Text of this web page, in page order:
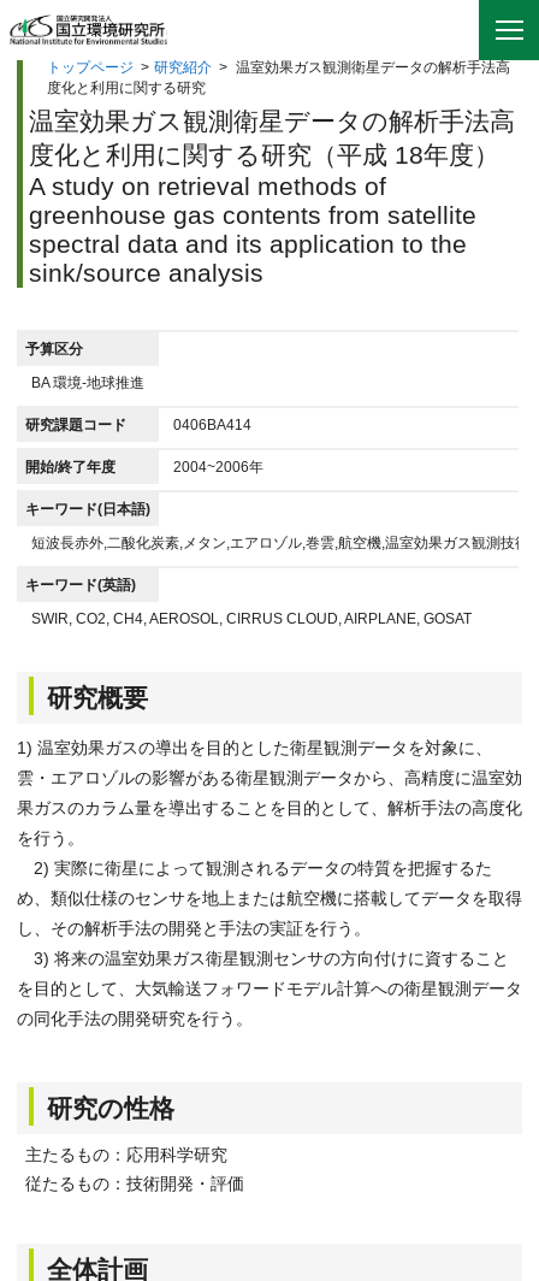
トップページ > 研究紹介 > 温室効果ガス観測衛星データの解析手法高
度化と利用に関する研究
温室効果ガス観測衛星データの解析手法高
度化と利用に関する研究（平成 18年度）
A study on retrieval methods of
greenhouse gas contents from satellite
spectral data and its application to the
sink/source analysis
予算区分
BA 環境-地球推進
研究課題コード 0406BA414
開始/終了年度 2004~2006年
キーワード(日本語)
短波長赤外,二酸化炭素,メタン,エアロゾル,巻雲,航空機,温室効果ガス観測技術
キーワード(英語)
SWIR, CO2, CH4, AEROSOL, CIRRUS CLOUD, AIRPLANE, GOSAT
研究概要
1) 温室効果ガスの導出を目的とした衛星観測データを対象に、
雲・エアロゾルの影響がある衛星観測データから、高精度に温室効
果ガスのカラム量を導出することを目的として、解析手法の高度化
を行う。
2) 実際に衛星によって観測されるデータの特質を把握するた
め、類似仕様のセンサを地上または航空機に搭載してデータを取得
し、その解析手法の開発と手法の実証を行う。
3) 将来の温室効果ガス衛星観測センサの方向付けに資すること
を目的として、大気輸送フォワードモデル計算への衛星観測データ
の同化手法の開発研究を行う。
研究の性格
主たるもの：応用科学研究
従たるもの：技術開発・評価
全体計画